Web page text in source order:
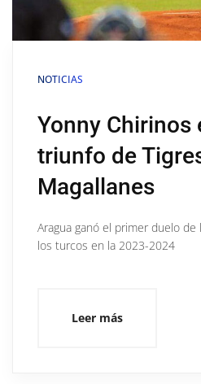
NOTICIAS
Yonny Chirinos
triunfo de
Magallanes
Aragua ganó el primer duelo
los turcos en la 2023-2024
Leer más